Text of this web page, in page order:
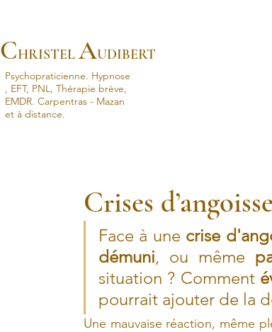
CHRISTEL AUDIBERT
Psychopraticienne. Hypnose
, EFT, PNL, Thérapie brève,
EMDR. Carpentras - Mazan
et à distance.
Crises
Face à une crise
démuni, ou même
situation ? Comment
pourrait ajouter de la
Une mauvaise réaction, même